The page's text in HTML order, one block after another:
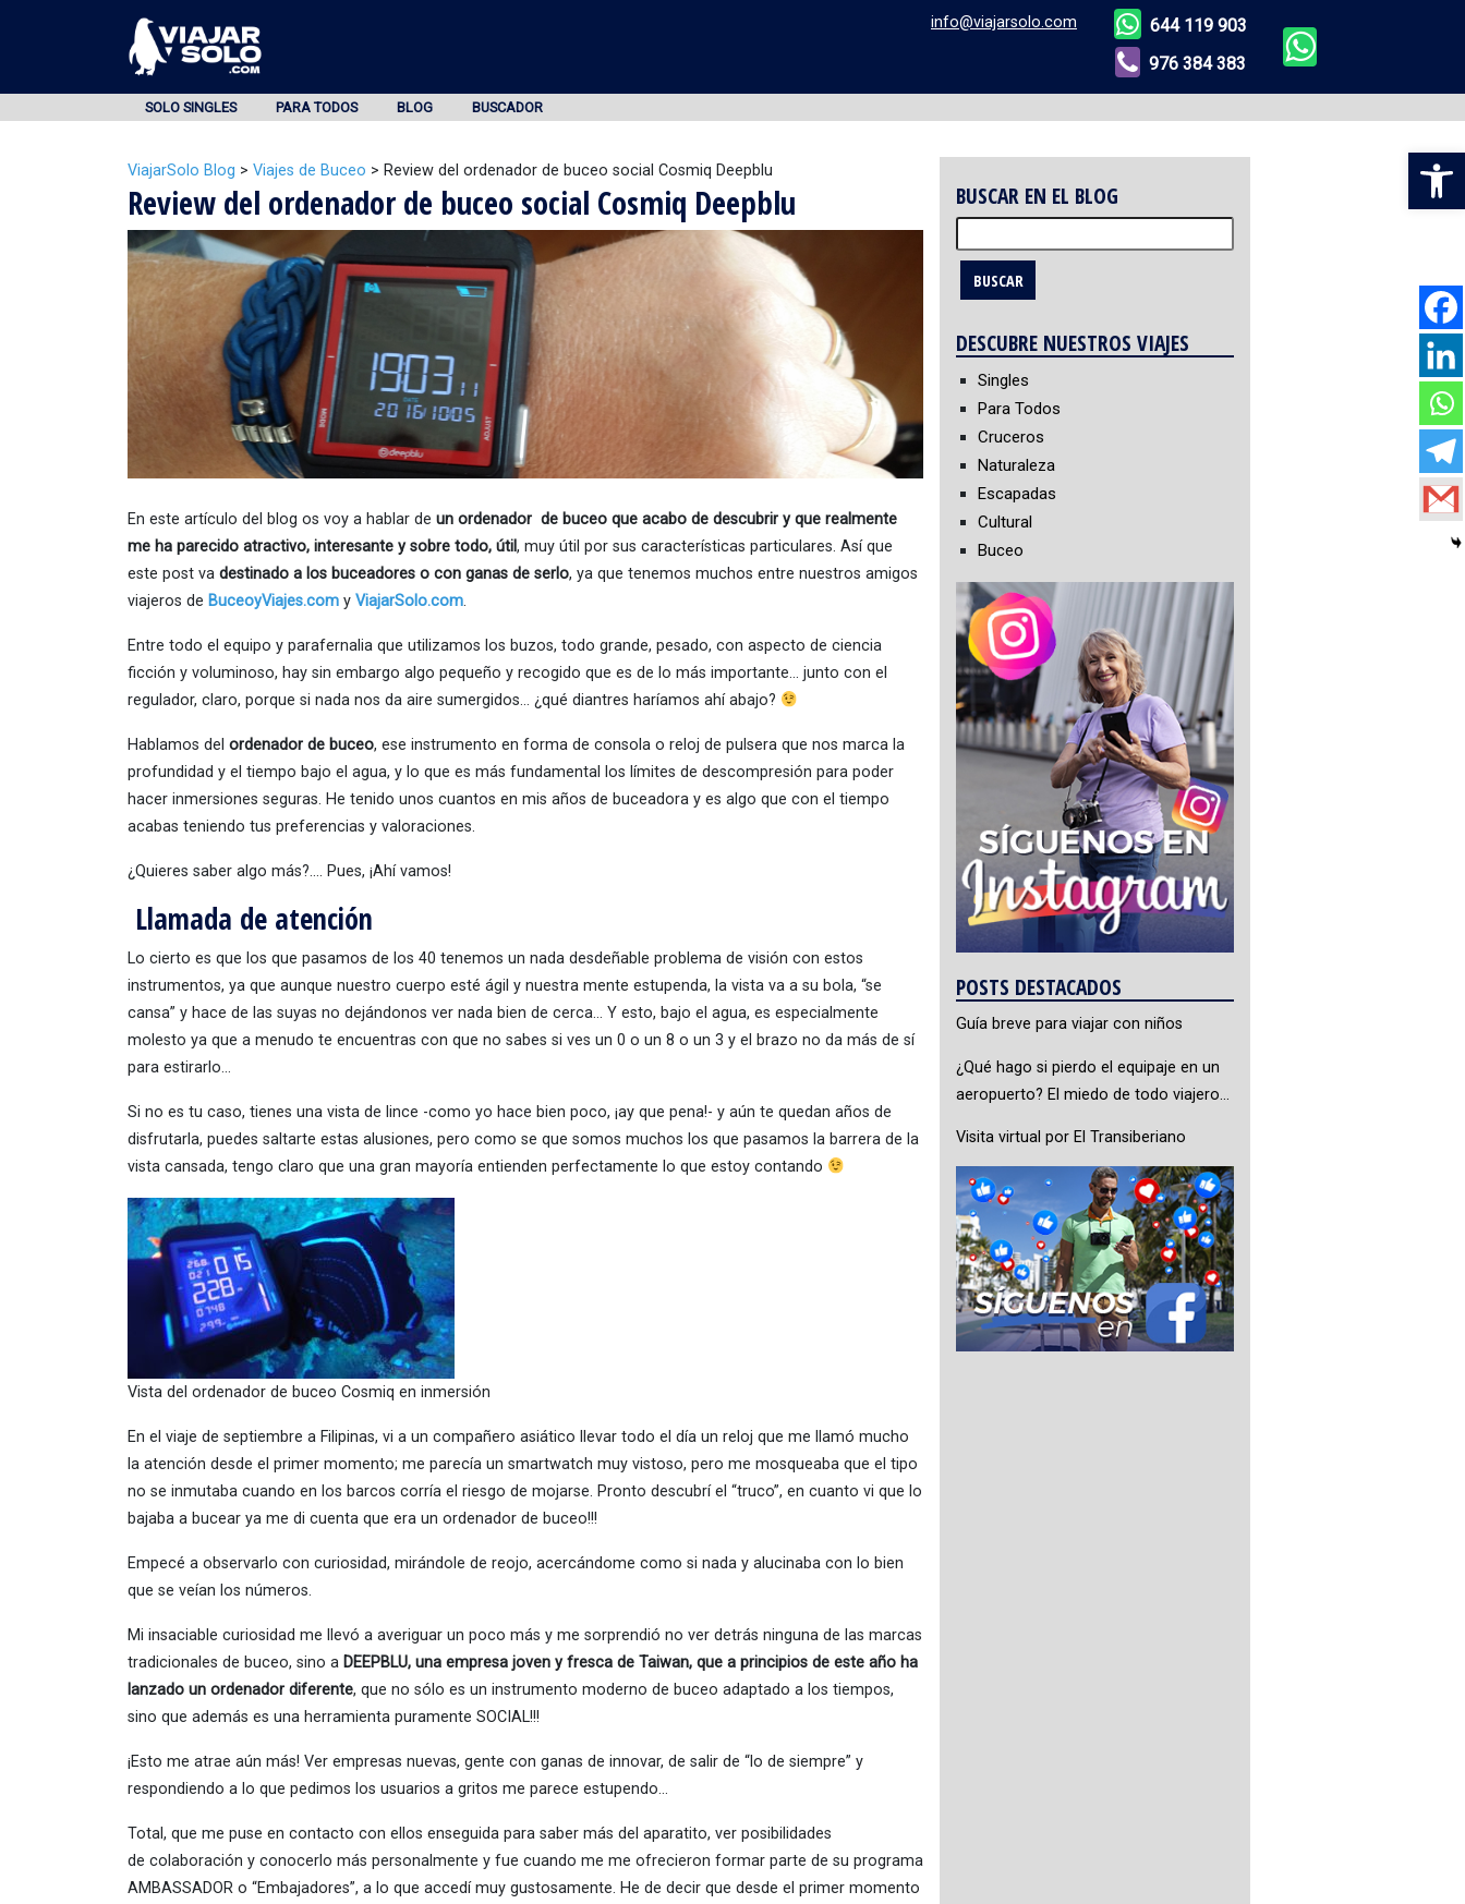
info@viajarsolo.com
644 119 903
976 384 383
SOLO SINGLES PARA TODOS BLOG BUSCADOR
ViajarSolo Blog > Viajes de Buceo > Review del ordenador de buceo social Cosmiq Deepblu
Review del ordenador de buceo social Cosmiq Deepblu
En este artículo del blog os voy a hablar de un ordenador de buceo que acabo de descubrir y que realmente
me ha parecido atractivo, interesante y sobre todo, útil, muy útil por sus características particulares. Así que
este post va destinado a los buceadores o con ganas de serlo, ya que tenemos muchos entre nuestros amigos
viajeros de BuceoyViajes.com y ViajarSolo.com.
Entre todo el equipo y parafernalia que utilizamos los buzos, todo grande, pesado, con aspecto de ciencia
ficción y voluminoso, hay sin embargo algo pequeño y recogido que es de lo más importante… junto con el
regulador, claro, porque si nada nos da aire sumergidos… ¿qué diantres haríamos ahí abajo?
Hablamos del ordenador de buceo, ese instrumento en forma de consola o reloj de pulsera que nos marca la
profundidad y el tiempo bajo el agua, y lo que es más fundamental los límites de descompresión para poder
hacer inmersiones seguras. He tenido unos cuantos en mis años de buceadora y es algo que con el tiempo
acabas teniendo tus preferencias y valoraciones.
¿Quieres saber algo más?…. Pues, ¡Ahí vamos!
Llamada de atención
Lo cierto es que los que pasamos de los 40 tenemos un nada desdeñable problema de visión con estos
instrumentos, ya que aunque nuestro cuerpo esté ágil y nuestra mente estupenda, la vista va a su bola, “se
cansa” y hace de las suyas no dejándonos ver nada bien de cerca… Y esto, bajo el agua, es especialmente
molesto ya que a menudo te encuentras con que no sabes si ves un 0 o un 8 o un 3 y el brazo no da más de sí
para estirarlo…
Si no es tu caso, tienes una vista de lince -como yo hace bien poco, ¡ay que pena!- y aún te quedan años de
disfrutarla, puedes saltarte estas alusiones, pero como se que somos muchos los que pasamos la barrera de la
vista cansada, tengo claro que una gran mayoría entienden perfectamente lo que estoy contando
Vista del ordenador de buceo Cosmiq en inmersión
En el viaje de septiembre a Filipinas, vi a un compañero asiático llevar todo el día un reloj que me llamó mucho
la atención desde el primer momento; me parecía un smartwatch muy vistoso, pero me mosqueaba que el tipo
no se inmutaba cuando en los barcos corría el riesgo de mojarse. Pronto descubrí el “truco”, en cuanto vi que lo
bajaba a bucear ya me di cuenta que era un ordenador de buceo!!!
Empecé a observarlo con curiosidad, mirándole de reojo, acercándome como si nada y alucinaba con lo bien
que se veían los números.
Mi insaciable curiosidad me llevó a averiguar un poco más y me sorprendió no ver detrás ninguna de las marcas
tradicionales de buceo, sino a DEEPBLU, una empresa joven y fresca de Taiwan, que a principios de este año ha
lanzado un ordenador diferente, que no sólo es un instrumento moderno de buceo adaptado a los tiempos,
sino que además es una herramienta puramente SOCIAL!!!
¡Esto me atrae aún más! Ver empresas nuevas, gente con ganas de innovar, de salir de “lo de siempre” y
respondiendo a lo que pedimos los usuarios a gritos me parece estupendo…
Total, que me puse en contacto con ellos enseguida para saber más del aparatito, ver posibilidades
de colaboración y conocerlo más personalmente y fue cuando me me ofrecieron formar parte de su programa
AMBASSADOR o “Embajadores”, a lo que accedí muy gustosamente. He de decir que desde el primer momento
BUSCAR EN EL BLOG
DESCUBRE NUESTROS VIAJES
Singles
Para Todos
Cruceros
Naturaleza
Escapadas
Cultural
Buceo
POSTS DESTACADOS
Guía breve para viajar con niños
¿Qué hago si pierdo el equipaje en un
aeropuerto? El miedo de todo viajero…
Visita virtual por El Transiberiano